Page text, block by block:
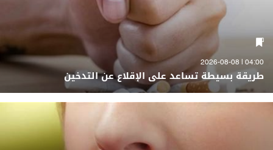
04:00 | 2026-08-08
طريقة بسيطة تساعد على الإقلاع عن التدخين